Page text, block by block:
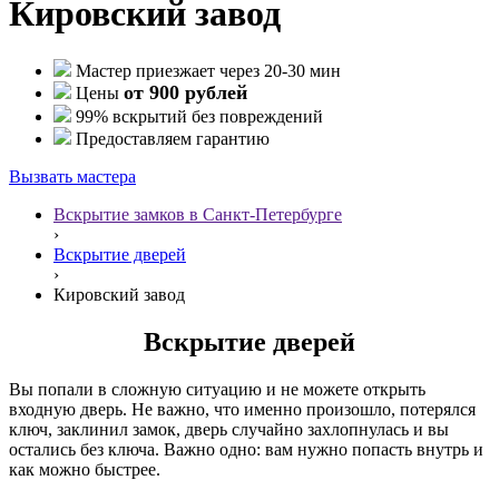
Кировский завод
Мастер приезжает через 20-30 мин
Цены от 900 рублей
99% вскрытий без повреждений
Предоставляем гарантию
Вызвать мастера
Вскрытие замков в Санкт-Петербурге
›
Вскрытие дверей
›
Кировский завод
Вскрытие дверей
Вы попали в сложную ситуацию и не можете открыть
входную дверь. Не важно, что именно произошло, потерялся
ключ, заклинил замок, дверь случайно захлопнулась и вы
остались без ключа. Важно одно: вам нужно попасть внутрь и
как можно быстрее.